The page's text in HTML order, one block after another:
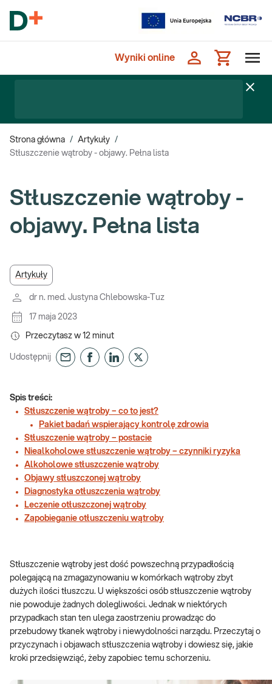
Wyniki online
Strona główna / Artykuły /
Stłuszczenie wątroby - objawy. Pełna lista
Stłuszczenie wątroby -
objawy. Pełna lista
Artykuły
dr n. med. Justyna Chlebowska-Tuz
17 maja 2023
Przeczytasz w 12 minut
Udostępnij
Spis treści:
Stłuszczenie wątroby – co to jest?
Pakiet badań wspierający kontrolę zdrowia
Stłuszczenie wątroby – postacie
Niealkoholowe stłuszczenie wątroby – czynniki ryzyka
Alkoholowe stłuszczenie wątroby
Objawy stłuszczonej wątroby
Diagnostyka otłuszczenia wątroby
Leczenie otłuszczonej wątroby
Zapobieganie otłuszczeniu wątroby
Stłuszczenie wątroby jest dość powszechną przypadłością
polegającą na zmagazynowaniu w komórkach wątroby zbyt
dużych ilości tłuszczu. U większości osób stłuszczenie wątroby
nie powoduje żadnych dolegliwości. Jednak w niektórych
przypadkach stan ten ulega zaostrzeniu prowadząc do
przebudowy tkanek wątroby i niewydolności narządu. Przeczytaj o
przyczynach i objawach stłuszczenia wątroby i dowiesz się, jakie
kroki przedsięwziąć, żeby zapobiec temu schorzeniu.